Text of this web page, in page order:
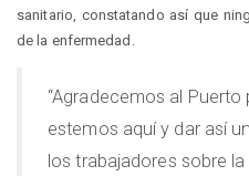
sanitario, constatando así que
de la enfermedad.
“Agradecemos al
estemos aquí y dar así
los trabajadores sobre